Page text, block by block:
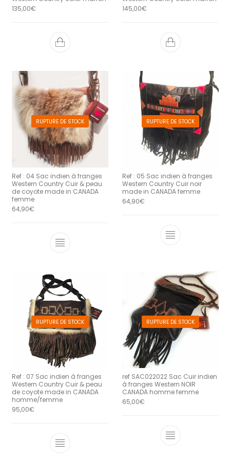
135,00€
145,00€
RUPTURE DE STOCK
Ref : 04 Sac indien à franges
Western Country Cuir & peau
de coyote made in CANADA
femme
64,90€
RUPTURE DE STOCK
Ref : 05 Sac indien à franges
Western Country Cuir noir
made in CANADA femme
64,90€
RUPTURE DE STOCK
Ref : 07 Sac indien à franges
Western Country Cuir & peau
de coyote made in CANADA
homme/femme
95,00€
RUPTURE DE STOCK
ref SAC022022 Sac Cuir indien
à franges Western NOIR
CANADA homme femme
65,00€